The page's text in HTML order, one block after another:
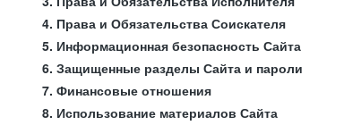
4. Права и Обязательства Соискателя
5. Информационная безопасность Сайта
6. Защищенные разделы Сайта и пароли
7. Финансовые отношения
8. Использование материалов Сайта